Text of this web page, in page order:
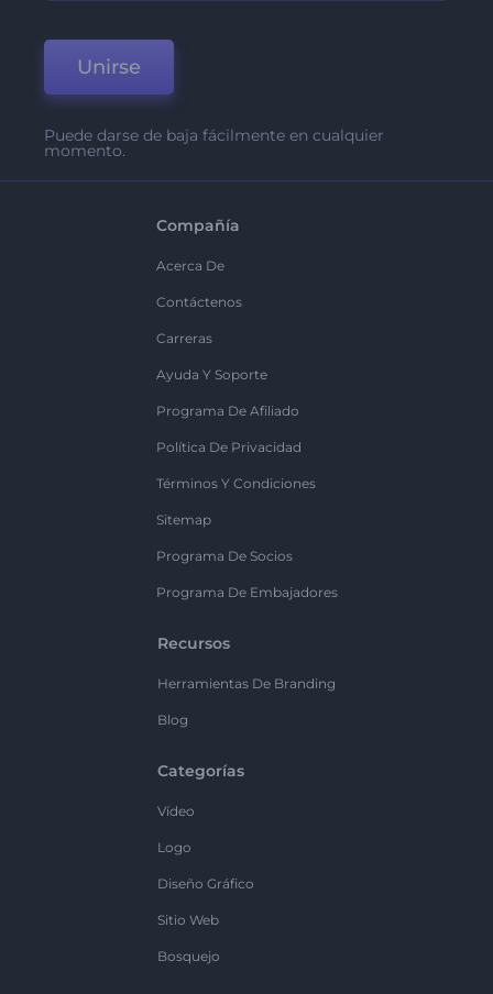
Unirse
Puede darse de baja fácilmente en cualquier
momento.
Compañía
Acerca De
Contáctenos
Carreras
Ayuda Y Soporte
Programa De Afiliado
Política De Privacidad
Términos Y Condiciones
Sitemap
Programa De Socios
Programa De Embajadores
Recursos
Herramientas De Branding
Blog
Categorías
Vídeo
Logo
Diseño Gráfico
Sitio Web
Bosquejo